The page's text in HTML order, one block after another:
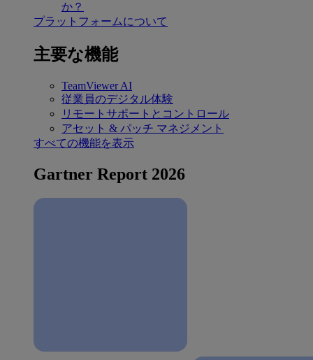
か？
プラットフォームについて
主要な機能
TeamViewer AI
従業員のデジタル体験
リモートサポートとコントロール
アセット & パッチ マネジメント
すべての機能を表示
Gartner Report 2026